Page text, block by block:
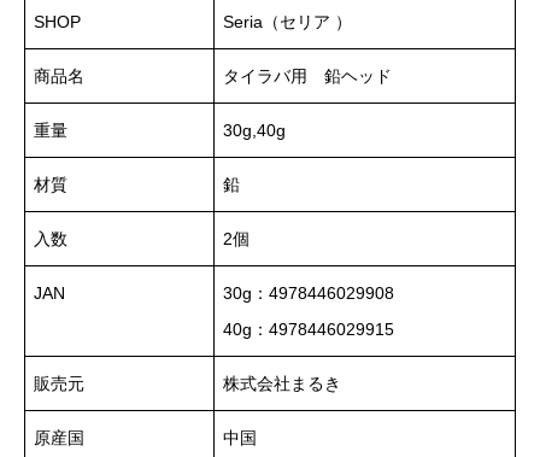
SHOP Seria（セリア ）
商品名 タイラバ用 鉛ヘッド
重量 30g,40g
材質 鉛
入数 2個
JAN
30g：4978446029908
40g：4978446029915
販売元 株式会社まるき
原産国 中国